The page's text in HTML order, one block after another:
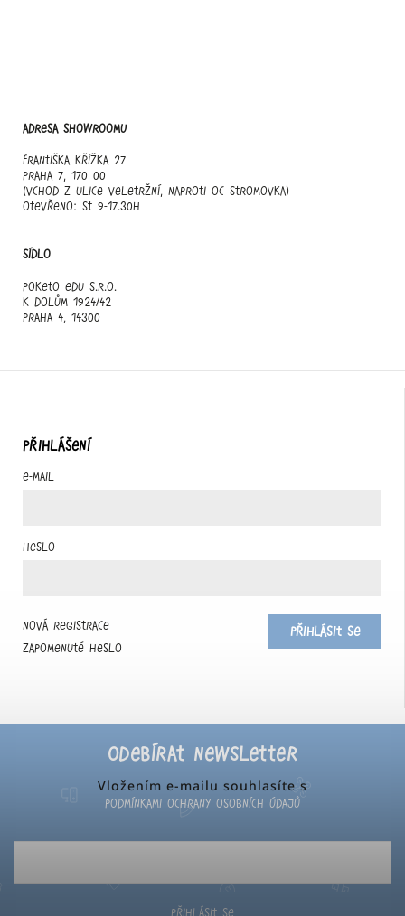
Odebírat newsletter
Vložením e-mailu souhlasíte s
podmínkami ochrany osobních údajů
Přihlásit se
Adresa showroomu
Františka Křížka 27
Praha 7, 170 00
(vchod z ulice Veletržní, naproti OC Stromovka)
otevřeno: st 9-17.30h
Sídlo
Poketo edu s.r.o.
K Dolům 1924/42
Praha 4, 14300
PŘIHLÁŠENÍ
E-mail
Heslo
Přihlásit se
Nová registrace
Zapomenuté heslo